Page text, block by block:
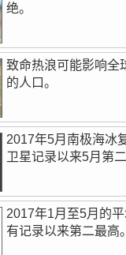
绝。
致命热浪可能影响全
的人口。
2017年5月南极海冰
卫星记录以来5月第二
2017年1月至5月的
有记录以来第二最高。